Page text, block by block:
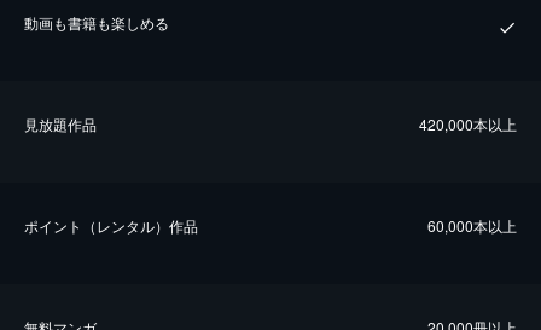
動画も書籍も楽しめる
⾒放題作品 420,000本以上
ポイント（レンタル）作品 60,000本以上